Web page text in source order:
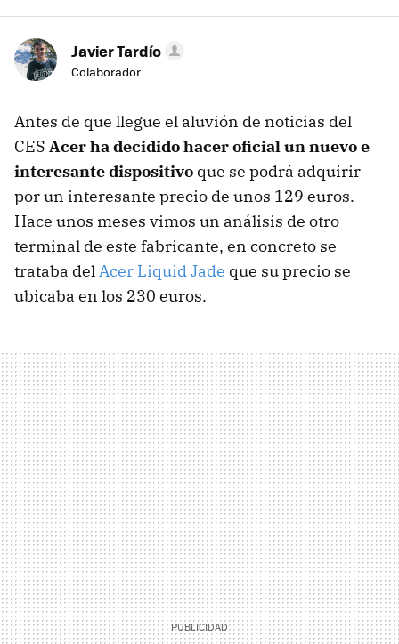
Javier Tardío
Colaborador
Antes de que llegue el aluvión de noticias del
CES Acer ha decidido hacer oficial un nuevo e
interesante dispositivo que se podrá adquirir
por un interesante precio de unos 129 euros.
Hace unos meses vimos un análisis de otro
terminal de este fabricante, en concreto se
trataba delAcer Liquid Jade que su precio se
ubicaba en los 230 euros.